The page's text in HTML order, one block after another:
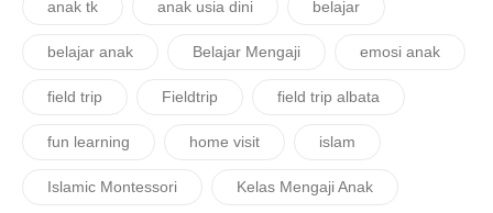
anak tk anak usia dini belajar
belajar anak Belajar Mengaji emosi anak
field trip Fieldtrip field trip albata
fun learning home visit islam
Islamic Montessori Kelas Mengaji Anak